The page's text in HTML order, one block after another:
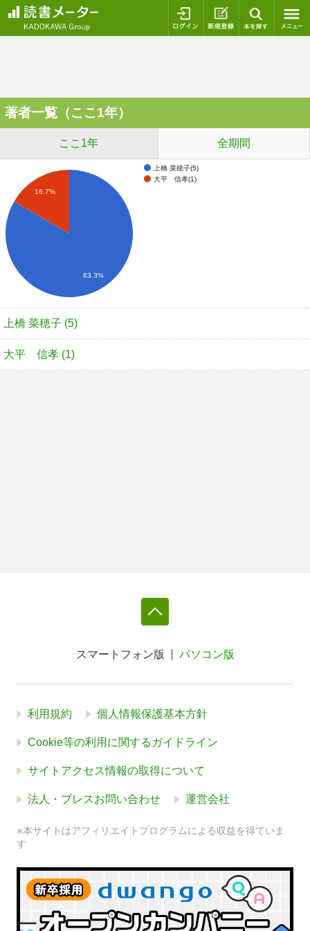
ログイン 新規登録
著者一覧（ここ1年）
ここ1年 全期間
上橋 菜穂子(5)
大平 信孝(1)
16.7%
83.3%
上橋 菜穂子 (5)
大平 信孝 (1)
スマートフォン版 パソコン版
利用規約 個人情報保護基本方針
Cookie等の利用に関するガイドライン
サイトアクセス情報の取得について
法人・プレスお問い合わせ 運営会社
※本サイトはアフィリエイトプログラムによる収益を得ていま
す